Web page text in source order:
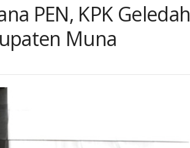
PEN, KPK Geledah
Muna